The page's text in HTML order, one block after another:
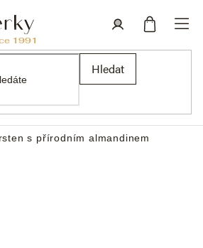
Hledat
s přírodním almandinem